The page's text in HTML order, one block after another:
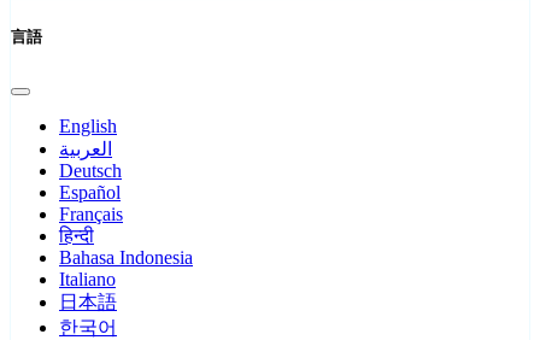
言語
English
العربية
Deutsch
Español
Français
हिन्दी
Bahasa Indonesia
Italiano
日本語
한국어